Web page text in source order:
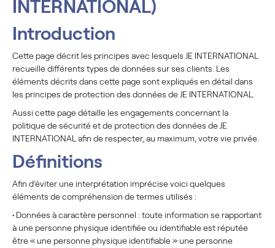
INTERNATIONAL)
Introduction
Cette page décrit les principes avec lesquels JE INTERNATIONAL
recueille différents types de données sur ses clients. Les
éléments décrits dans cette page sont expliqués en détail dans
les principes de protection des données de JE INTERNATIONAL.
Aussi cette page détaille les engagements concernant la
politique de sécurité et de protection des données de JE
INTERNATIONAL afin de respecter, au maximum, votre vie privée.
Définitions
Afin d’éviter une interprétation imprécise voici quelques
éléments de compréhension de termes utilisés :
• Données à caractère personnel : toute information se rapportant
à une personne physique identifiée ou identifiable est réputée
être « une personne physique identifiable » une personne